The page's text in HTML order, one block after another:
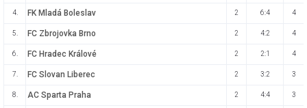
4. FK Mladá Boleslav 2 6:4 4
5. FC Zbrojovka Brno 2 4:2 4
6. FC Hradec Králové 2 2:1 4
7. FC Slovan Liberec 2 3:2 3
8. AC Sparta Praha 2 4:4 3